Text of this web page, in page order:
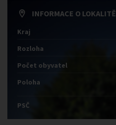
INFORMACE O LOKALITĚ
Kraj
Rozloha
Počet obyvatel
Poloha
PSČ